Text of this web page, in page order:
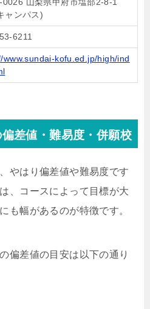
ャンパス)
6211
www.sundai-kofu.ed.jp/high/ind
差値・難易度・併願校
やはり偏差値や難易度です
、コースによって目標が大
も幅があるのが特徴です。
偏差値の目安は以下の通り